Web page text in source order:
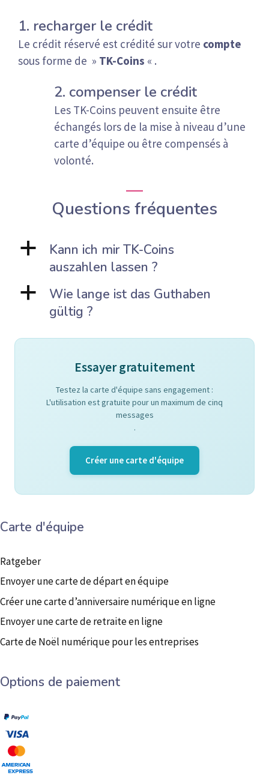
1. recharger le crédit
Le crédit réservé est crédité sur votre compte
sous forme de » TK-Coins « .
2. compenser le crédit
Les TK-Coins peuvent ensuite être
échangés lors de la mise à niveau d’une
carte d’équipe ou être compensés à
volonté.
Questions fréquentes
a
Kann ich mir TK-Coins
auszahlen lassen ?
a
Wie lange ist das Guthaben
gültig ?
Essayer gratuitement
Testez la carte d'équipe sans engagement :
L'utilisation est gratuite pour un maximum de cinq
messages
.
Créer une carte d'équipe
Carte d'équipe
Ratgeber
Envoyer une carte de départ en équipe
Créer une carte d’anniversaire numérique en ligne
Envoyer une carte de retraite en ligne
Carte de Noël numérique pour les entreprises
Options de paiement